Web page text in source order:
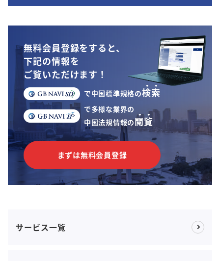
無料会員登録をすると、
下記の情報を
ご覧いただけます！
で中国標準規格の検索
で多様な業界の
中国法規情報の閲覧
まずは無料会員登録
サービス一覧